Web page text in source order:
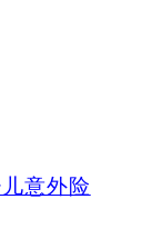
意外险